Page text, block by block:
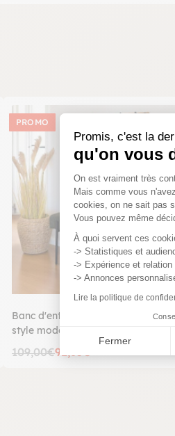
Promis, c'est la
qu'on vous
Plateforme
On est vraiment très
Mais comme vous
cookies, on ne sait pas
Vous pouvez même
À quoi servent ces
-> Statistiques et
-> Expérience et relation
-> Annonces
Lire la politique de
Fermer
PROMO
Banc d'entrée vert foncé en
style moderne BRUGES
109,00€92,65€